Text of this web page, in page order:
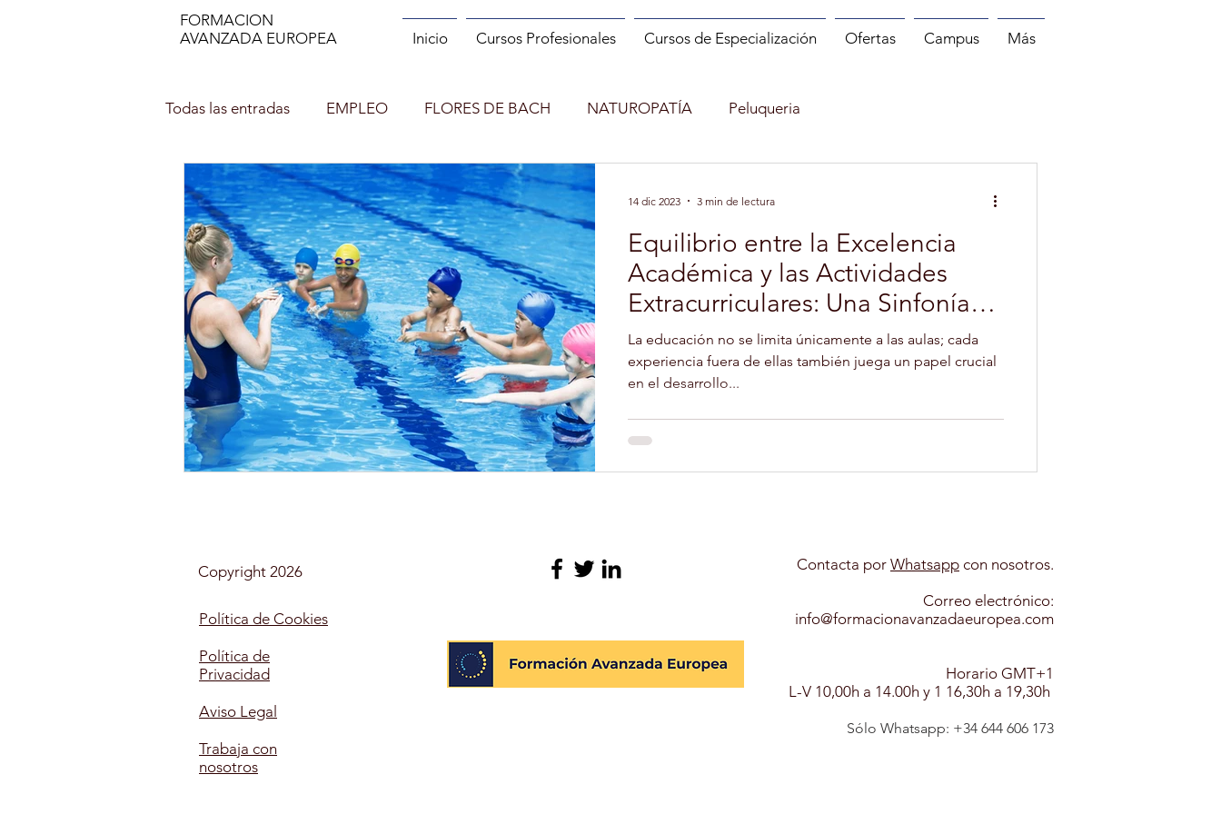
FORMACION
AVANZADA EUROPEA
Inicio Cursos Profesionales Cursos de Especialización Ofertas Campus Más
Todas las entradas EMPLEO FLORES DE BACH NATUROPATÍA Peluqueria
DECORACIÓN DE INTERIORES MANIPULADOR DE ALIMENTOS
NUTRICION EN EL DEPORTE INCENDIOS FORESTALES CUENTACUENTOS
Asesor de imagen y Personal Shopper MONITOR DE RUNNING
PROFESOR DE ESPAÑOL (ELE) ENTRENADOR PERSONAL Y FITNESS
AUXILIAR DE ENFERMERÍA EN GERIATRÍA EXPERTO EN NUTRICIÓN INFANTIL PSICOLOGIA INFANTIL
MAQUILLAJE PELUQUERÍA CANINA
MONITOR COMEDORES ESCOLARES
Equilibrio entre la Excelencia
Académica y las Actividades
Extracurriculares: Una Sinfonía
de Éxito
La educación no se limita únicamente a las aulas; cada
experiencia fuera de ellas también juega un papel crucial
en el desarrollo...
14 dic 2023 3 min de lectura
Copyright 2026
Política de Cookies
Política de
Privacidad
Aviso Legal
Trabaja con
nosotros
Contacta por Whatsapp​ con nosotros.
Correo electrónico:
info@formacionavanzadaeuropea.com
Horario GMT+1
L-V 10,00h a 14.00h y 1 16,30h a 19,30h
Sólo Whatsapp: +34 644 606 173